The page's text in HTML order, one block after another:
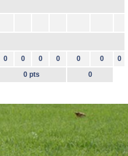
0 0 0 0 0 0
0
0 pts
0